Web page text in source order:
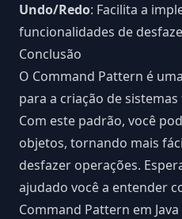
Undo/Redo: Facilita a
funcionalidades de
Conclusão
O Command Pattern é
para a criação de
Com este padrão, você
objetos, tornando mais
desfazer operações.
ajudado você a entender
Command Pattern em